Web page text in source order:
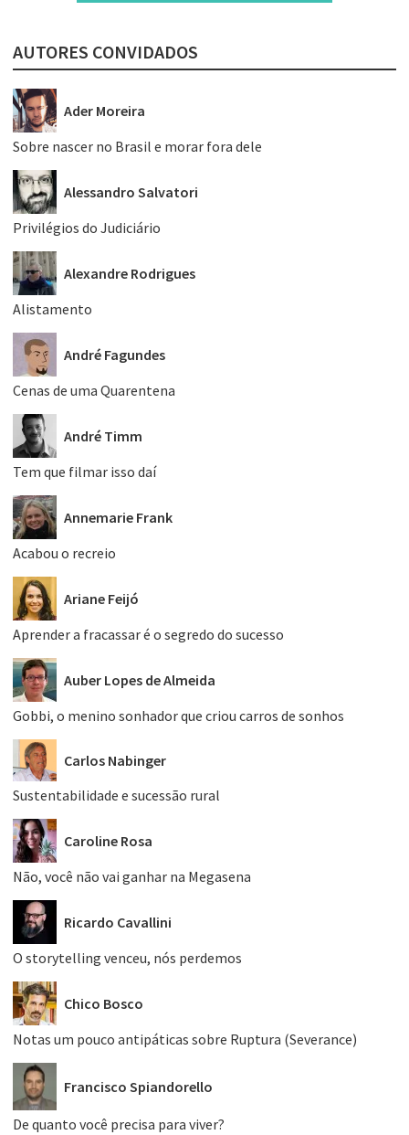
AUTORES CONVIDADOS
Ader Moreira
Sobre nascer no Brasil e morar fora dele
Alessandro Salvatori
Privilégios do Judiciário
Alexandre Rodrigues
Alistamento
André Fagundes
Cenas de uma Quarentena
André Timm
Tem que filmar isso daí
Annemarie Frank
Acabou o recreio
Ariane Feijó
Aprender a fracassar é o segredo do sucesso
Auber Lopes de Almeida
Gobbi, o menino sonhador que criou carros de sonhos
Carlos Nabinger
Sustentabilidade e sucessão rural
Caroline Rosa
Não, você não vai ganhar na Megasena
Ricardo Cavallini
O storytelling venceu, nós perdemos
Chico Bosco
Notas um pouco antipáticas sobre Ruptura (Severance)
Francisco Spiandorello
De quanto você precisa para viver?